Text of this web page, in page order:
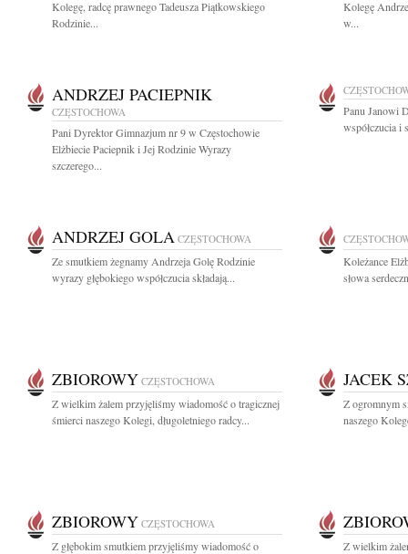
Kolegę, radcę prawnego Tadeusza Piątkowskiego
Rodzinie...
Kolegę
w...
ANDRZEJ PACIEPNIK
CZĘSTOCHOWA
Pani Dyrektor Gimnazjum nr 9 w Częstochowie
Elżbiecie Paciepnik i Jej Rodzinie Wyrazy
szczerego...
Panu Janowi
współczucia i
ANDRZEJ GOLA CZĘSTOCHOWA
Ze smutkiem żegnamy Andrzeja Golę Rodzinie
wyrazy głębokiego współczucia składają...
Koleżance
słowa
ZBIOROWY CZĘSTOCHOWA
Z wielkim żalem przyjęliśmy wiadomość o tragicznej
śmierci naszego Kolegi, długoletniego radcy...
JACEK
Z ogromnym
naszego
ZBIOROWY CZĘSTOCHOWA
Z głębokim smutkiem przyjęliśmy wiadomość o
Z wielkim